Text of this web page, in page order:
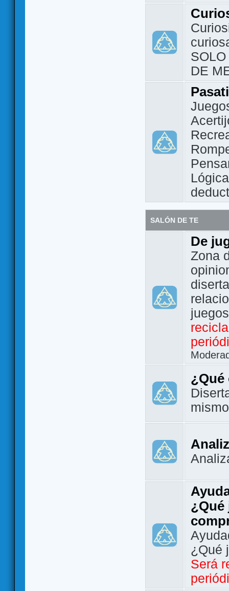
DE
Lógica
SALÓN DE TE
De
Zona
¿Qué
¿Qué
¿Qué
Será